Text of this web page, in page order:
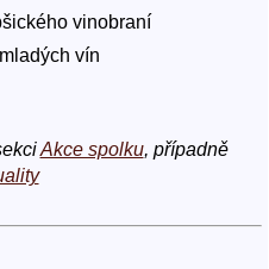
vinobraní
vín
Akce spolku, případně